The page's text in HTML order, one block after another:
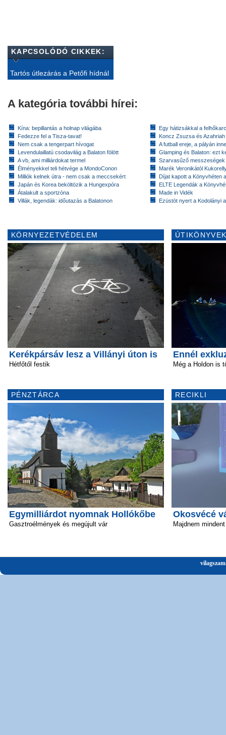
KAPCSOLÓDÓ CIKKEK:
Tartós útlezárás a Petőfi hídnál
A kategória további hírei:
Kína: bepillantás a holnap világába
Fedezze fel a Tisza-tavat!
Nem csak a tengerpart hívogat
Levendulaillatú csodavilág a Balaton fölött
A vb, ami milliárdokat termel
Élményekkel teli hétvége a MondoConon
Milliók kelnek útra - nem csak a meccsekért
Japán és Korea beköltözik a Hungexpóra
Átalakult a sportzóna
Villák, legendák: időutazás a Balatonon
Egy hátizsákkal a
Koncz Zsuzsa és
A futball ereje, a pályán
Glamping és Balaton: ezt
Szarvasűző messzeségek
Marék Veronikától
Díjat kapott a Könyvhéten
ELTE Legendák a
Made in Vidék
Ezüstöt nyert a Kodolányi
KÖRNYEZETVÉDELEM
Kerékpársáv lesz a Villányi úton is
Hétfőtől festik
PÉNZTÁRCA
Egymilliárdot nyomnak Hollókőbe
Gasztroélmények és megújult vár
Ennél
Még a Holdon is
RECIKLI
Okosvécé
Majdnem